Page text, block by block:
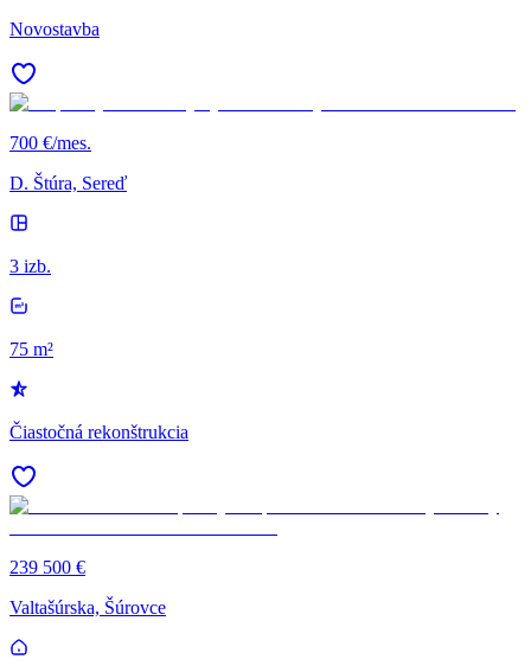
Novostavba
700 €/mes.
D. Štúra, Sereď
3 izb.
75 m²
Čiastočná rekonštrukcia
239 500 €
Valtašúrska, Šúrovce